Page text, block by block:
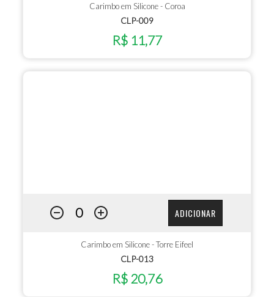
Carimbo em Silicone - Coroa
CLP-009
R$ 11,77
ADICIONAR
Carimbo em Silicone - Torre Eifeel
CLP-013
R$ 20,76